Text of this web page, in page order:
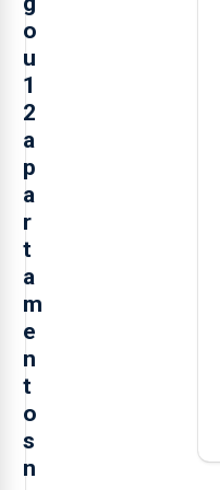
o
u
1
2
a
p
a
r
t
a
m
e
n
t
o
s
n